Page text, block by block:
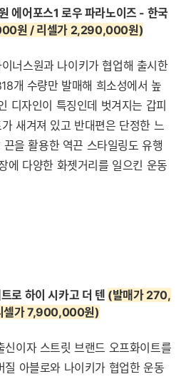
에어포스1 로우 파라노이즈 - 한국
원 / 리셀가 2,290,000원)
너스원과 나이키가 협업해 출시한
개 수량만 발매해 희소성에서 높
디자인이 특징인데 벗겨지는 갑피
새겨져 있고 반대편은 단정한 느
을 활용한 역끈 스타일링도 유행
에 다양한 화젯거리를 일으킨 운동
로 하이 시카고 더 텐 (발매가 270,
셀가 7,900,000원)
이자 스트릿 브랜드 오프화이트를
질 아블로와 나이키가 협업한 운동